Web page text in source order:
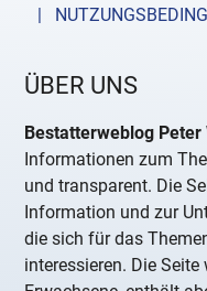
|
ÜBER UNS
Bestatterweblog Peter
Informationen zum
und transparent. Die
Information und zur
die sich für das
interessieren. Die